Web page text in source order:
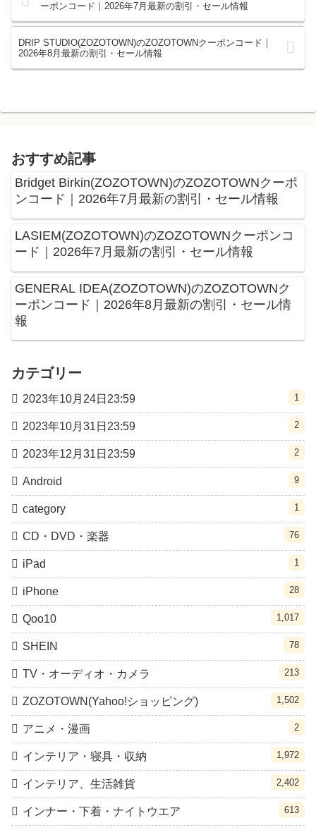
ーポンコード｜2026年7月最新の割引・セール情報
DRIP STUDIO(ZOZOTOWN)のZOZOTOWNクーポンコード｜
2026年8月最新の割引・セール情報
おすすめ記事
Bridget Birkin(ZOZOTOWN)のZOZOTOWNクーポ
ンコード｜2026年7月最新の割引・セール情報
LASIEM(ZOZOTOWN)のZOZOTOWNクーポンコ
ード｜2026年7月最新の割引・セール情報
GENERAL IDEA(ZOZOTOWN)のZOZOTOWNク
ーポンコード｜2026年8月最新の割引・セール情
報
カテゴリー
2023年10月24日23:59 1
2023年10月31日23:59 2
2023年12月31日23:59 2
Android 9
category 1
CD・DVD・楽器 76
iPad 1
iPhone 28
Qoo10 1,017
SHEIN 78
TV・オーディオ・カメラ 213
ZOZOTOWN(Yahoo!ショッピング) 1,502
アニメ・漫画 2
インテリア・寝具・収納 1,972
インテリア、生活雑貨 2,402
インナー・下着・ナイトウエア 613